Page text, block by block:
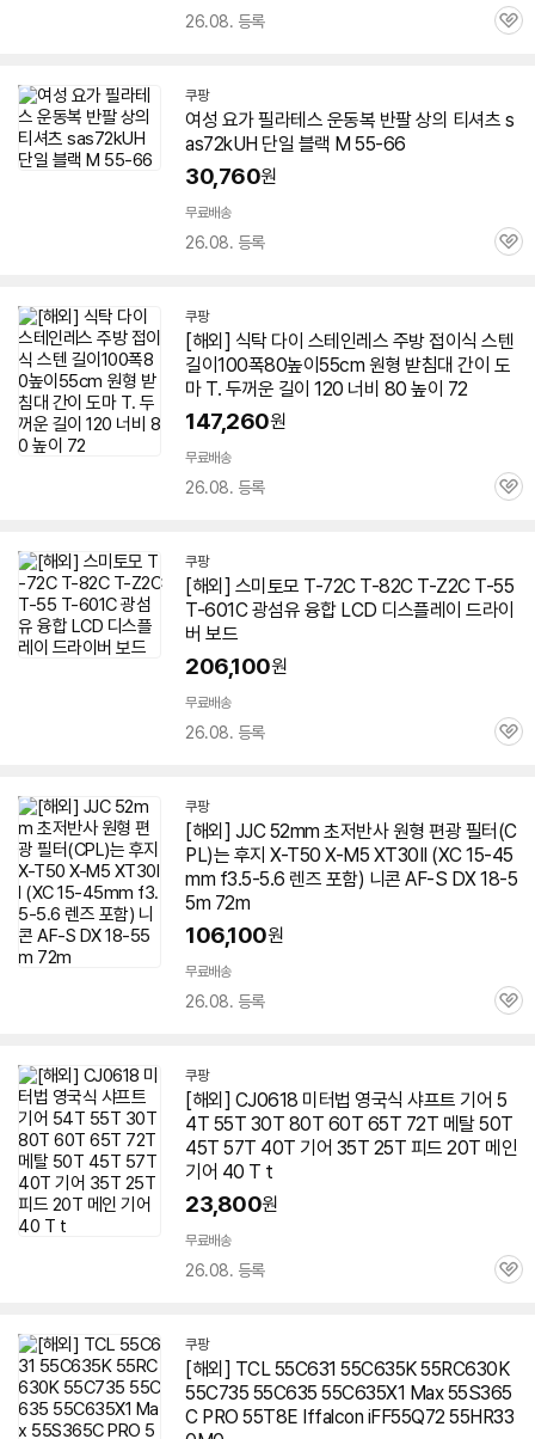
26.08. 등록
관
쿠팡
여성 요가 필라테스 운동복 반팔 상의 티셔츠 s
as72kUH 단일 블랙 M 55-66
30,760원
무료배송
26.08. 등록
관
쿠팡
[해외] 식탁 다이 스테인레스 주방 접이식 스텐
길이100폭80높이55cm 원형 받침대 간이 도
마 T. 두꺼운 길이 120 너비 80 높이 72
147,260원
무료배송
26.08. 등록
관
쿠팡
[해외] 스미토모 T-72C T-82C T-Z2C T-55
T-601C 광섬유 융합 LCD 디스플레이 드라이
버 보드
206,100원
무료배송
26.08. 등록
관
쿠팡
[해외] JJC 52mm 초저반사 원형 편광 필터(C
PL)는 후지 X-T50 X-M5 XT30II (XC 15-45
mm f3.5-5.6 렌즈 포함) 니콘 AF-S DX 18-5
5m 72m
106,100원
무료배송
26.08. 등록
관
쿠팡
[해외] CJ0618 미터법 영국식 샤프트 기어 5
4T 55T 30T 80T 60T 65T 72T 메탈 50T
45T 57T 40T 기어 35T 25T 피드 20T 메인
기어 40 T t
23,800원
무료배송
26.08. 등록
관
쿠팡
[해외] TCL 55C631 55C635K 55RC630K
55C735 55C635 55C635X1 Max 55S365
C PRO 55T8E Iffalcon iFF55Q72 55HR33